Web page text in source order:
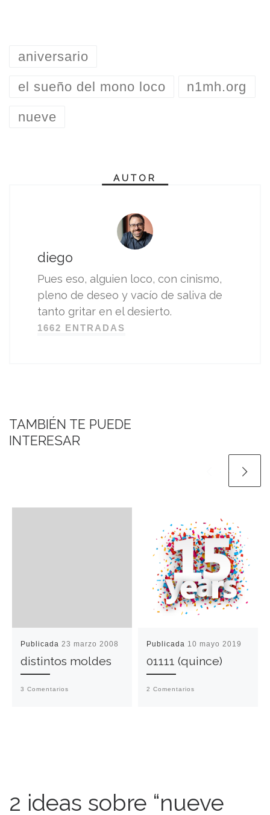
aniversario
el sueño del mono loco n1mh.org
nueve
AUTOR
diego
Pues eso, alguien loco, con cinismo,
pleno de deseo y vacío de saliva de
tanto gritar en el desierto.
1662 ENTRADAS
TAMBIÉN TE PUEDE
INTERESAR
Publicada23 marzo 2008
distintos moldes
3 Comentarios
Publicada 10 mayo 2019
01111 (quince)
2 Comentarios
2 ideas sobre “nueve